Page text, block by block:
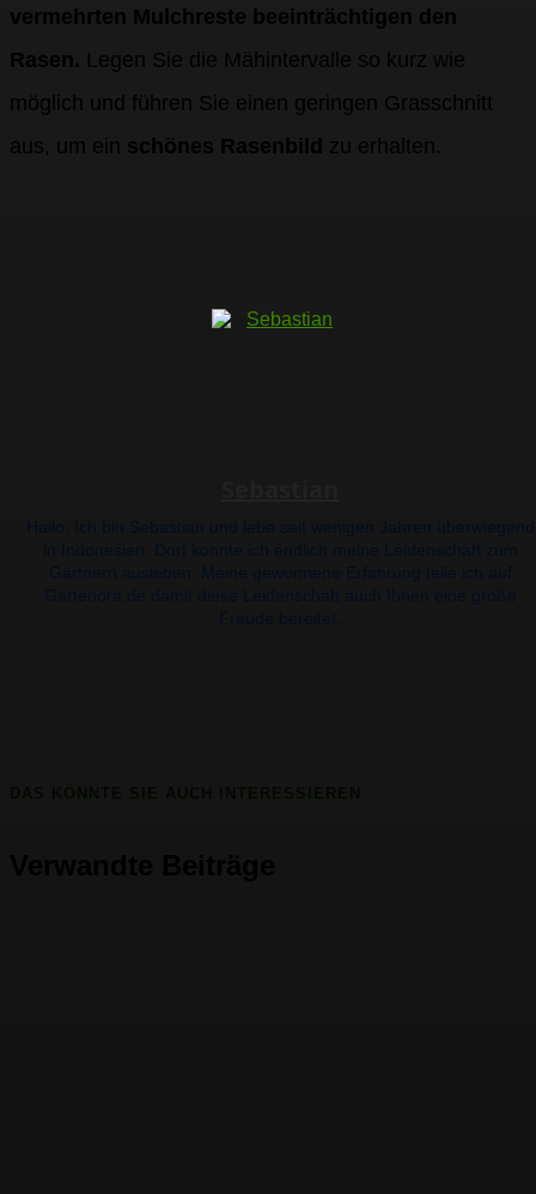
vermehrten Mulchreste beeinträchtigen den
Rasen. Legen Sie die Mähintervalle so kurz wie
möglich und führen Sie einen geringen Grasschnitt
aus, um ein schönes Rasenbild zu erhalten.